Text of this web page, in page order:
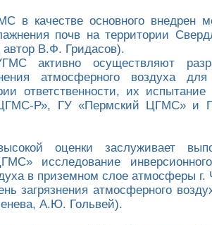
в качестве основного внедрен
почв на территории
В.Ф. Гридасов).
активно осуществляют
атмосферного воздуха
ответственности, их
Р», ГУ «Пермский ЦГМС» и
оценки заслуживает
исследование
в приземном слое атмосферы г.
загрязнения атмосферного
А.Ю. Гольвей).